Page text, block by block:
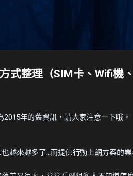
式整理（SIM卡、Wifi機
年的舊資訊，請大家注意一下哦。
越來越多了...而提供行動上網方案的